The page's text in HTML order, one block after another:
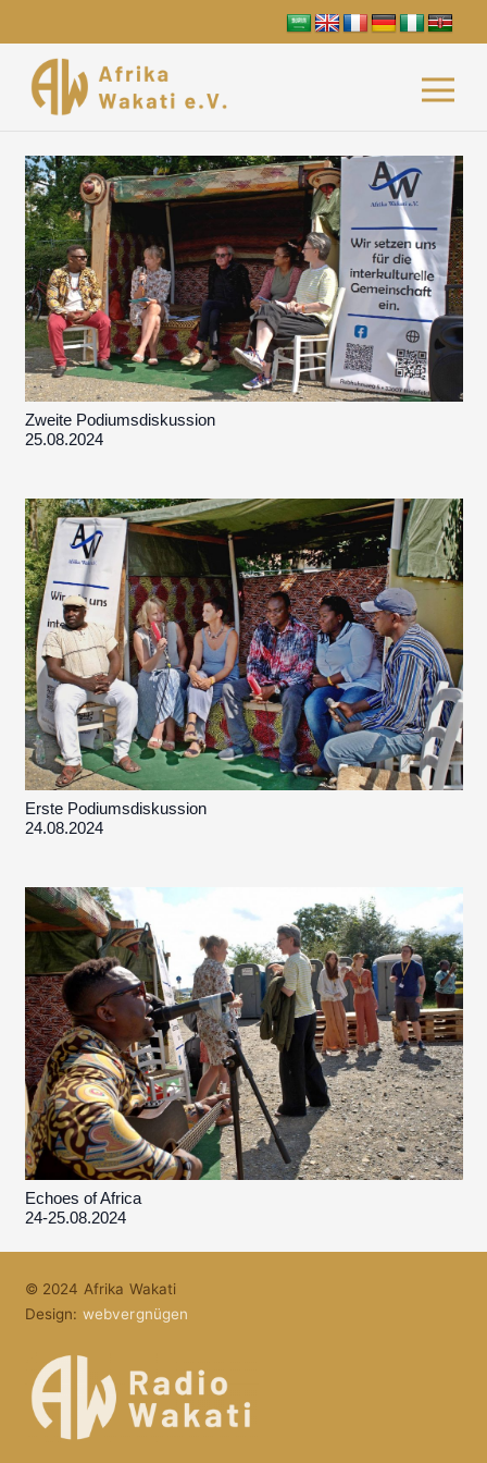
Zweite Podiumsdiskussion
25.08.2024
Erste Podiumsdiskussion
24.08.2024
Echoes of Africa
24-25.08.2024
© 2024 Afrika Wakati
Design: webvergnügen